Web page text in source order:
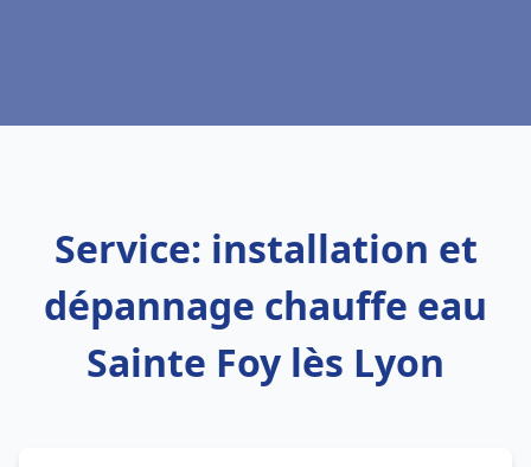
Service: installation et
dépannage chauffe eau
Sainte Foy lès Lyon